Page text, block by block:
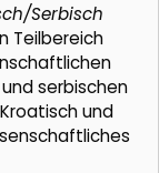
Serbisch
Teilbereich
serbischen
und